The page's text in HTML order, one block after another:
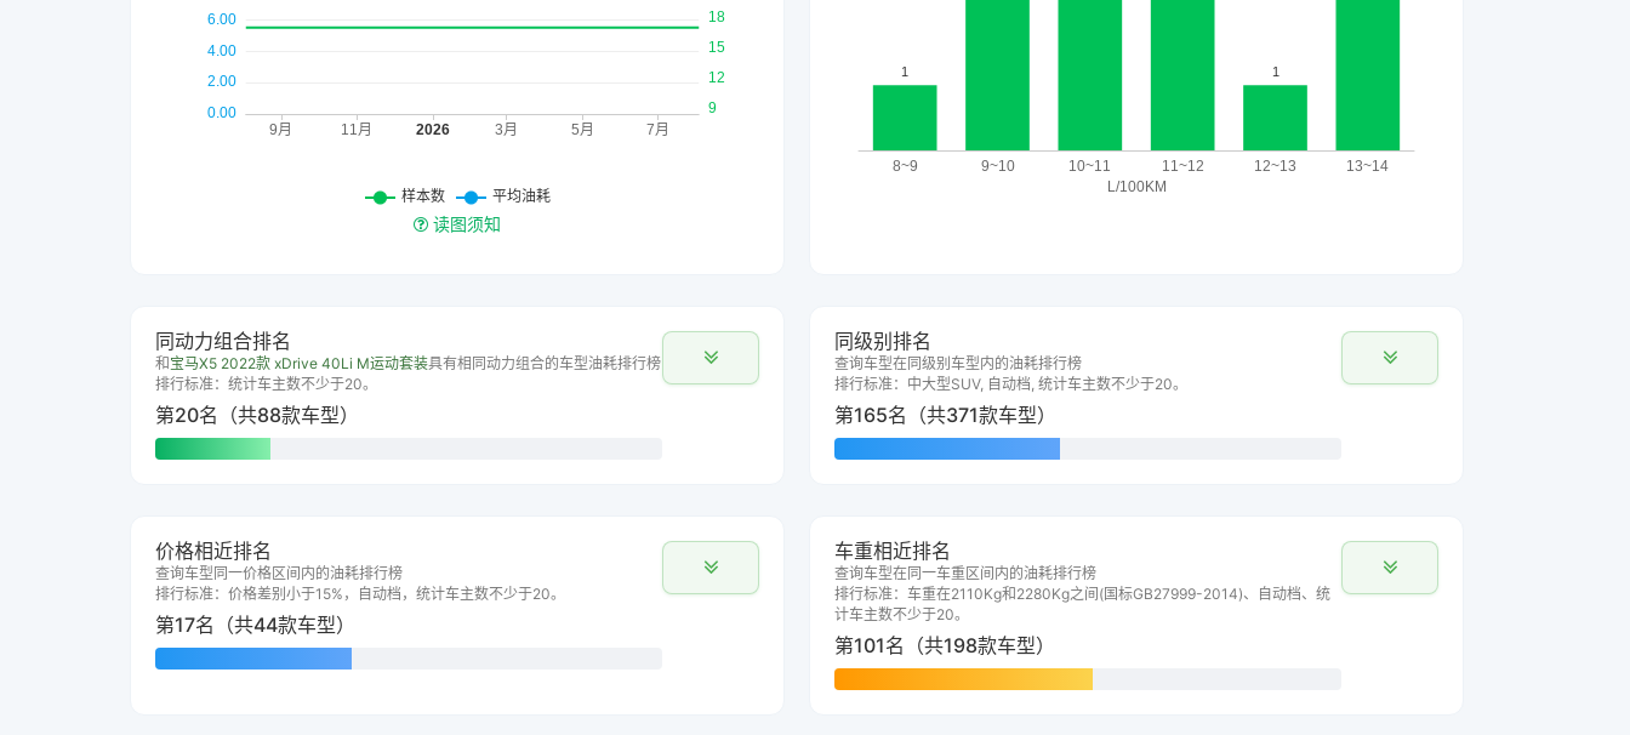
读图须知
同动力组合排名
和 宝马X5 2022款 xDrive 40Li M运动套装具有相同动力组合的车型油耗排行榜
排行标准：统计车主数不少于20。
第20名（共88款车型）
同级别排名
查询车型在同级别车型内的油耗排行榜
排行标准：中大型SUV, 自动档, 统计车主数不少于20。
第165名（共371款车型）
价格相近排名
查询车型同一价格区间内的油耗排行榜
排行标准：价格差别小于15%，自动档，统计车主数不少于20。
第17名（共44款车型）
车重相近排名
查询车型在同一车重区间内的油耗排行榜
排行标准：车重在2110Kg和2280Kg之间(国标GB27999-2014)、自动档、统
计车主数不少于20。
第101名（共198款车型）